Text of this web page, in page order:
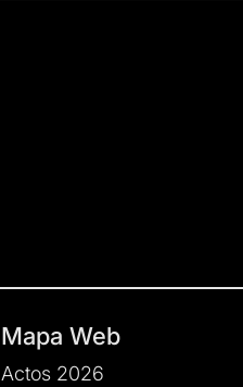
Mapa Web
Actos 2026